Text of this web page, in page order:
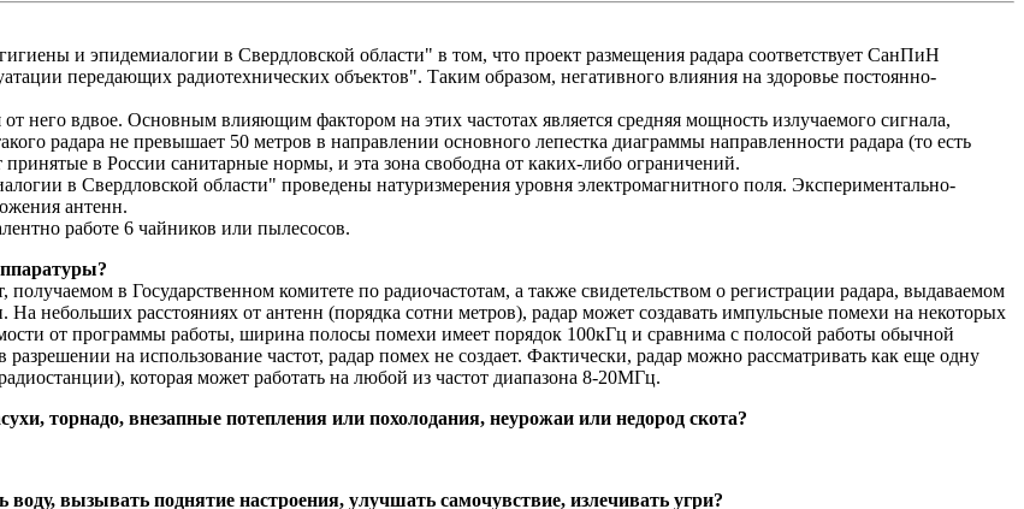
и эпидемиалогии в Свердловской области" в том, что проект размещения радара соответствует СанПиН
передающих радиотехнических объектов". Таким образом, негативного влияния на здоровье постоянно-
него вдвое. Основным влияющим фактором на этих частотах является средняя мощность излучаемого сигнала,
радара не превышает 50 метров в направлении основного лепестка диаграммы направленности радара (то есть
в России санитарные нормы, и эта зона свободна от каких-либо ограничений.
в Свердловской области" проведены натуризмерения уровня электромагнитного поля. Экспериментально-
антенн.
работе 6 чайников или пылесосов.
получаемом в Государственном комитете по радиочастотам, а также свидетельством о регистрации радара, выдаваемом
небольших расстояниях от антенн (порядка сотни метров), радар может создавать импульсные помехи на некоторых
от программы работы, ширина полосы помехи имеет порядок 100кГц и сравнима с полосой работы обычной
на использование частот, радар помех не создает. Фактически, радар можно рассматривать как еще одну
которая может работать на любой из частот диапазона 8-20МГц.
торнадо, внезапные потепления или похолодания, неурожаи или недород скота?
вызывать поднятие настроения, улучшать самочувствие, излечивать угри?